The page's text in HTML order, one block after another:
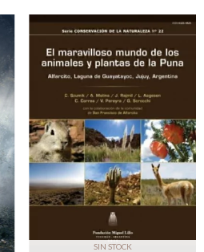
SIN STOCK